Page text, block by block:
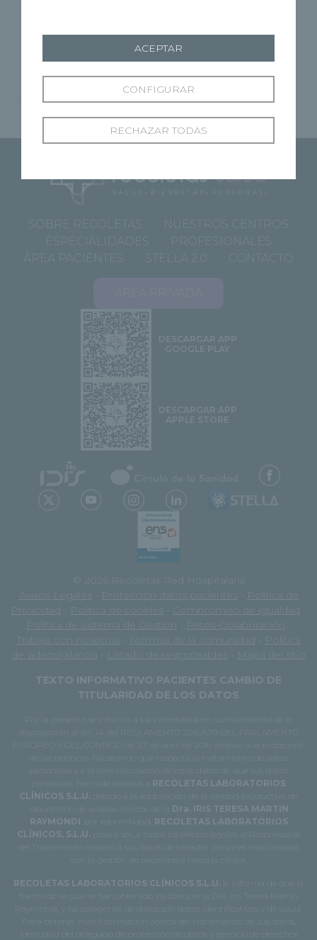
aparato locomotor.
Especialista
SOBRE RECOLETAS
NUESTROS CENTROS
ESPECIALIDADES
PROFESIONALES
ÁREA PACIENTES
STELLA 2.0 CONTACTO
DESCARGAR APP
GOOGLE PLAY
DESCARGAR APP
APPLE STORE
© 2026 Recoletas Red Hospitalaria
Avisos Legales
Protección datos pacientes
Política de
Privacidad
Política de cookies Compromiso de igualdad
Política de Sistema de Gestión
Retos-Colaboración
Trabaja con nosotros
Normas de la comunidad
Política
de videovigilancia
Listado de responsables
Mapa del sitio
TEXTO INFORMATIVO PACIENTES CAMBIO DE
TITULARIDAD DE LOS DATOS
Por la presente se informa a los interesados en cumplimiento de lo
dispuesto en el art. 14 del REGLAMENTO 2016/679 DEL PARLAMENTO
EUROPEO Y DEL CONSEJO de 27 de abril de 2016 relativo a la protección
de las personas físicas en lo que respecta al tratamiento de datos
personales y a la libre circulación de estos datos de que sus datos
RECOLETAS LABORATORIOS
CLÍNICOS S.L.U.
debido a la adquisición de la unidad productiva de
laboratorio de análisis clínicos de la Dra. IRIS TERESA MARTIN
RAYMONDI , por esta entidad. RECOLETAS LABORATORIOS
CLÍNICOS, S.L.U.
pasa a ser, a todos los efectos legales, el Responsable
del Tratamiento respeto a sus datos de carácter personal relacionados
con la gestión de pacientes e historia clínica.
RECOLETAS LABORATORIOS CLÍNICOS S.L.U.
le informa de que la
fuente de la cual se han obtenido los datos es la Dra. Iris Teresa Martín
Raymondi, y las categorías de datos son datos identificativos y de salud.
Para obtener más información acerca del tratamiento de sus datos,
identidad del delegado de protección de datos y ejercicio de derechos
RECHAZAR TODAS
CONFIGURAR
ACEPTAR